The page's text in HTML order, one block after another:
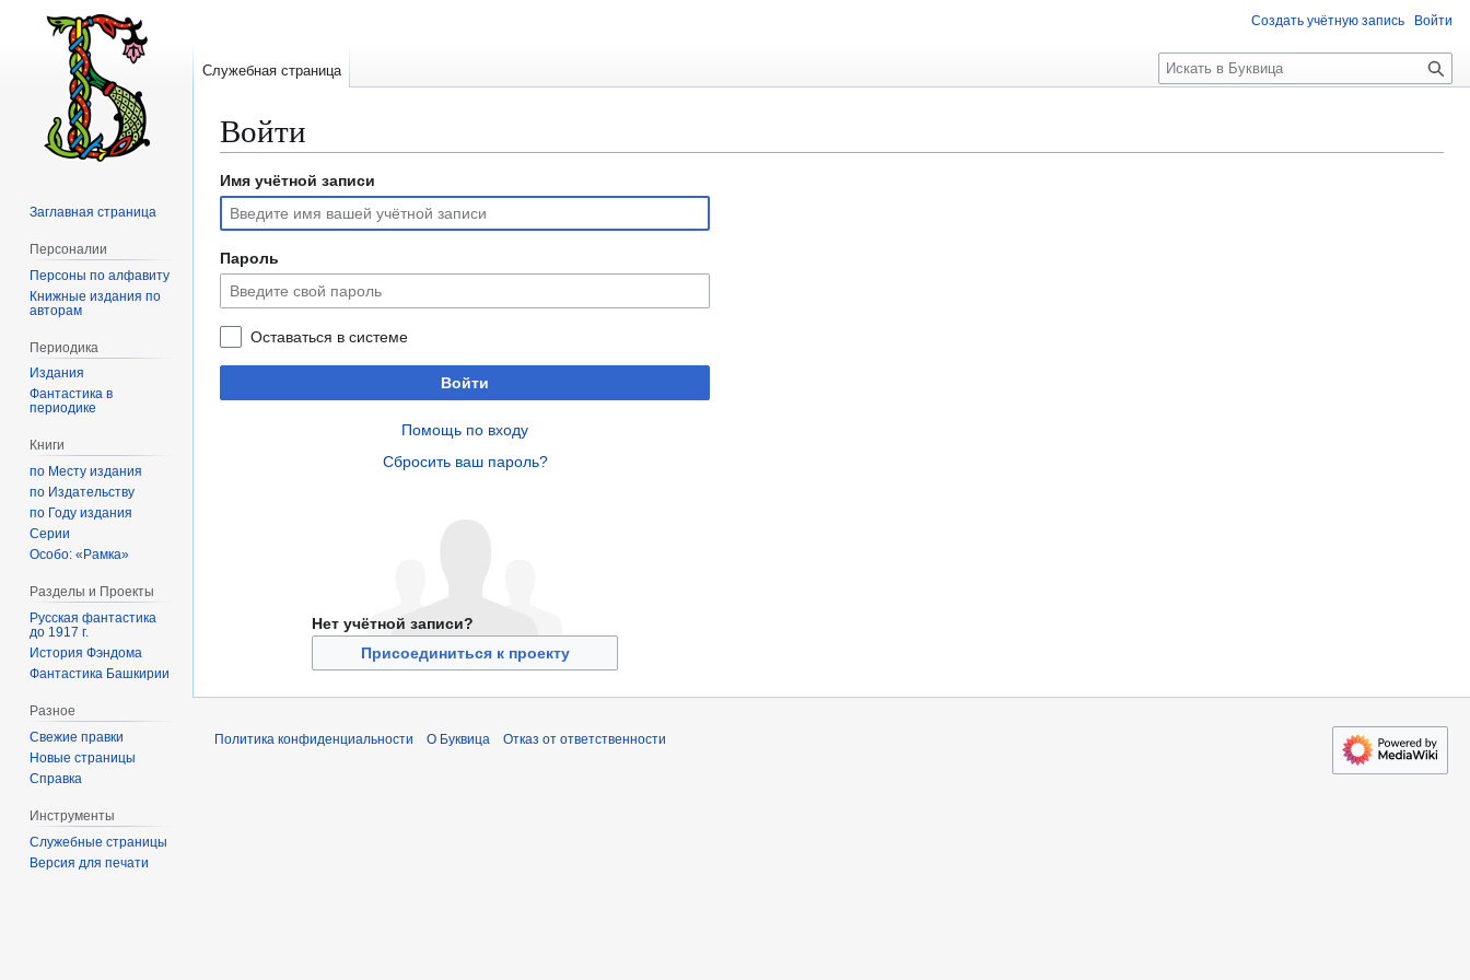
Войти
Перейти
навигации
Перейти
поиску
Имя учётной записи
Пароль
Оставаться в системе
Войти
Помощь по входу
Сбросить ваш пароль?
Нет учётной записи?
Присоединиться к проекту
Создать учётную запись Войти
Служебная страница
П
о
к
Заглавная страница
Персоналии
Персоны по алфавиту
Книжные издания по
авторам
Периодика
Издания
Фантастика в
периодике
Книги
по Месту издания
по Издательству
по Году издания
Серии
Особо: «Рамка»
Разделы и Проекты
Русская фантастика
до 1917 г.
История Фэндома
Фантастика Башкирии
Разное
Свежие правки
Новые страницы
Справка
Инструменты
Служебные страницы
Версия для печати
Политика конфиденциальности О Буквица Отказ от ответственности